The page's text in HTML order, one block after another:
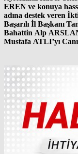
EREN ve konuya
adına destek veren
Başarılı İl Başkanı
Bahattin Alp
Mustafa ATLI’yı